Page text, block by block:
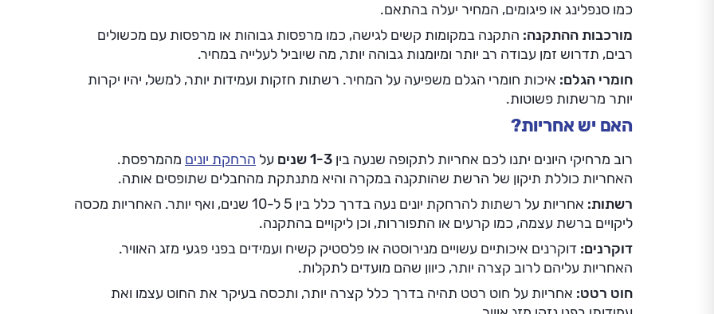
כמו סנפלינג או פיגומים, המחיר יעלה בהתאם.
מורכבות ההתקנה: התקנה במקומות קשים לגישה, כמו מרפסות גבוהות או מרפסות עם מכשולים
רבים, תדרוש זמן עבודה רב יותר ומיומנות גבוהה יותר, מה שיוביל לעלייה במחיר.
חומרי הגלם: איכות חומרי הגלם משפיעה על המחיר. רשתות חזקות ועמידות יותר, למשל, יהיו יקרות
יותר מרשתות פשוטות.
האם יש אחריות?
רוב מרחיקי היונים יתנו לכם אחריות לתקופה שנעה בין על הרחקת יונים מהמרפסת.
האחריות כוללת תיקון של הרשת שהותקנה במקרה והיא מתנתקת מהחבלים שתופסים אותה.
רשתות:
אחריות על רשתות להרחקת יונים נעה בדרך כלל בין 5 ל-10 שנים, ואף יותר. האחריות מכסה
ליקויים ברשת עצמה, כמו קרעים או התפוררות, וכן ליקויים בהתקנה.
דוקרנים: דוקרנים איכותיים עשויים מנירוסטה או פלסטיק קשיח ועמידים בפני פגעי מזג האוויר.
האחריות עליהם לרוב קצרה יותר, כיוון שהם מועדים לתקלות.
חוט רטט: אחריות על חוט רטט תהיה בדרך כלל קצרה יותר, ותכסה בעיקר את החוט עצמו ואת